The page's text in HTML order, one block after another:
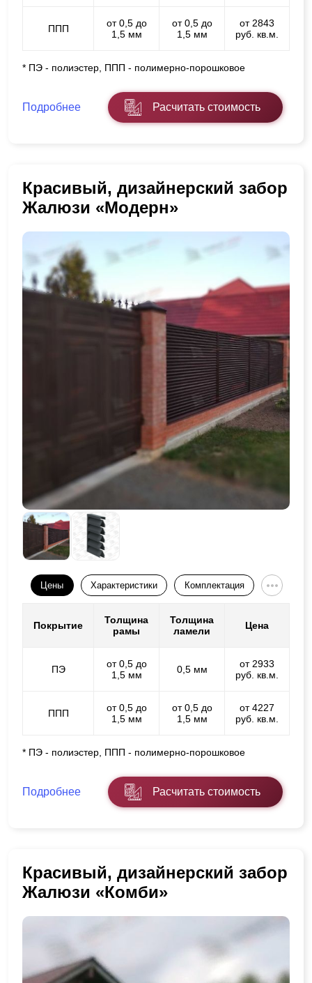
ППП
от 0,5 до
1,5 мм
от 0,5 до
1,5 мм
от 2843
руб. кв.м.
* ПЭ - полиэстер, ППП - полимерно-порошковое
Подробнее Расчитать стоимость
Красивый, дизайнерский забор
Жалюзи «Модерн»
Цены Характеристики Комплектация
Покрытие
Толщина
рамы
Толщина
ламели
Цена
ПЭ
от 0,5 до
1,5 мм
0,5 мм
от 2933
руб. кв.м.
ППП
от 0,5 до
1,5 мм
от 0,5 до
1,5 мм
от 4227
руб. кв.м.
* ПЭ - полиэстер, ППП - полимерно-порошковое
Подробнее Расчитать стоимость
Красивый, дизайнерский забор
Жалюзи «Комби»